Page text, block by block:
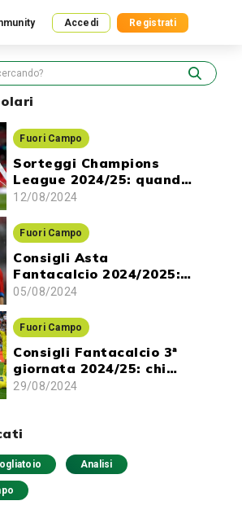
Accedi Registrati
Fuori Campo
Sorteggi Champions
League 2024/25: quando
ci sono e dove vederli
12/08/2024
Fuori Campo
Consigli Asta
Fantacalcio 2024/2025:
gli attaccanti da
05/08/2024
Fuori Campo
Consigli Fantacalcio 3ª
giornata 2024/25: chi
schierare e chi evitare
29/08/2024
Analisi